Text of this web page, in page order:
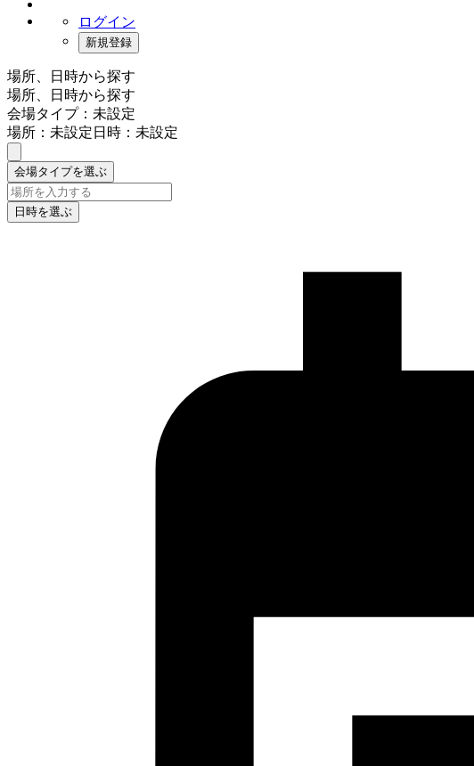
ログイン
新規登録
場所、日時から探す
場所、日時から探す
会場タイプ：未設定
場所：未設定日時：未設定
会場タイプを選ぶ
日時を選ぶ